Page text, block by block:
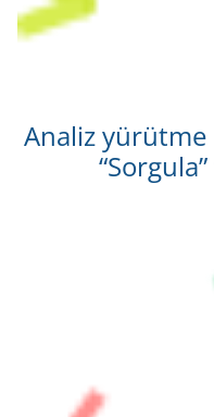
Analiz